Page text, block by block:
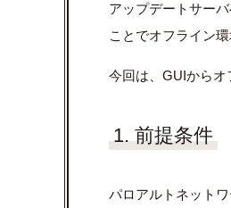
アップデートサー
ことでオフライン
今回は、GUIからオ
1. 前提条件
パロアルトネット